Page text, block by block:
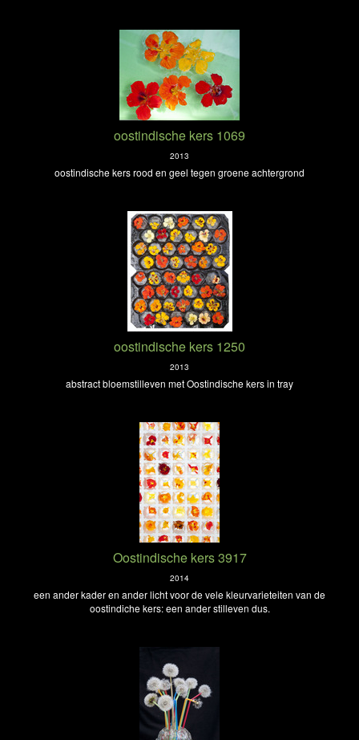
oostindische kers 1069
2013
oostindische kers rood en geel tegen groene achtergrond
oostindische kers 1250
2013
abstract bloemstilleven met Oostindische kers in tray
Oostindische kers 3917
2014
een ander kader en ander licht voor de vele kleurvarieteiten van de
oostindiche kers: een ander stilleven dus.